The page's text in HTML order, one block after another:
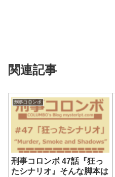
関連記事
刑事コロンボ
刑事コロンボ 47話『狂っ
たシナリオ』そんな脚本は